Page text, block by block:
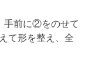
手前に②をのせて
て形を整え、全